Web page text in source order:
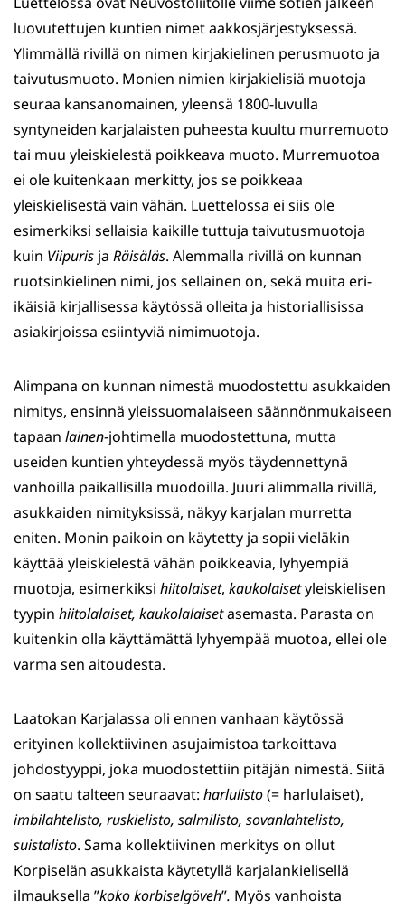
luovutettujen kuntien nimet aakkosjärjestyksessä.
Ylimmällä rivillä on nimen kirjakielinen perusmuoto ja
taivutusmuoto. Monien nimien kirjakielisiä muotoja
seuraa kansanomainen, yleensä 1800-luvulla
syntyneiden karjalaisten puheesta kuultu murremuoto
tai muu yleiskielestä poikkeava muoto. Murremuotoa
ei ole kuitenkaan merkitty, jos se poikkeaa
yleiskielisestä vain vähän. Luettelossa ei siis ole
esimerkiksi sellaisia kaikille tuttuja taivutusmuotoja
kuin Viipuris ja Räisäläs. Alemmalla rivillä on kunnan
ruotsinkielinen nimi, jos sellainen on, sekä muita eri-
ikäisiä kirjallisessa käytössä olleita ja historiallisissa
asiakirjoissa esiintyviä nimimuotoja.
Alimpana on kunnan nimestä muodostettu asukkaiden
nimitys, ensinnä yleissuomalaiseen säännönmukaiseen
tapaan lainen-johtimella muodostettuna, mutta
useiden kuntien yhteydessä myös täydennettynä
vanhoilla paikallisilla muodoilla. Juuri alimmalla rivillä,
asukkaiden nimityksissä, näkyy karjalan murretta
eniten. Monin paikoin on käytetty ja sopii vieläkin
käyttää yleiskielestä vähän poikkeavia, lyhyempiä
muotoja, esimerkiksi hiitolaiset, kaukolaisetyleiskielisen
tyypin hiitolalaiset, kaukolalaisetasemasta. Parasta on
kuitenkin olla käyttämättä lyhyempää muotoa, ellei ole
varma sen aitoudesta.
Laatokan Karjalassa oli ennen vanhaan käytössä
erityinen kollektiivinen asujaimistoa tarkoittava
johdostyyppi, joka muodostettiin pitäjän nimestä. Siitä
on saatu talteen seuraavat: harlulisto(= harlulaiset),
imbilahtelisto, ruskielisto, salmilisto, sovanlahtelisto,
suistalisto. Sama kollektiivinen merkitys on ollut
Korpiselän asukkaista käytetyllä karjalankielisellä
ilmauksella ”koko korbiselgöveh”. Myös vanhoista